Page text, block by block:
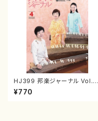
HJ399 邦楽ジャーナル Vol.3
99（雑誌/書籍）
¥770